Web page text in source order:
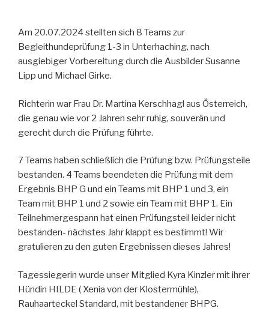
Am 20.07.2024 stellten sich 8 Teams zur
Begleithundeprüfung 1-3 in Unterhaching, nach
ausgiebiger Vorbereitung durch die Ausbilder Susanne
Lipp und Michael Girke.
Richterin war Frau Dr. Martina Kerschhagl aus Österreich,
die genau wie vor 2 Jahren sehr ruhig, souverän und
gerecht durch die Prüfung führte.
7 Teams haben schließlich die Prüfung bzw. Prüfungsteile
bestanden. 4 Teams beendeten die Prüfung mit dem
Ergebnis BHP G und ein Teams mit BHP 1 und 3, ein
Team mit BHP 1 und 2 sowie ein Team mit BHP 1. Ein
Teilnehmergespann hat einen Prüfungsteil leider nicht
bestanden- nächstes Jahr klappt es bestimmt! Wir
gratulieren zu den guten Ergebnissen dieses Jahres!
Tagessiegerin wurde unser Mitglied Kyra Kinzler mit ihrer
Hündin HILDE ( Xenia von der Klostermühle),
Rauhaarteckel Standard, mit bestandener BHPG.